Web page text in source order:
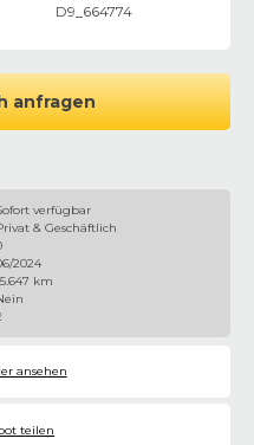
D9_664774
anfragen
verfügbar
& Geschäftlich
2024
km
ansehen
teilen